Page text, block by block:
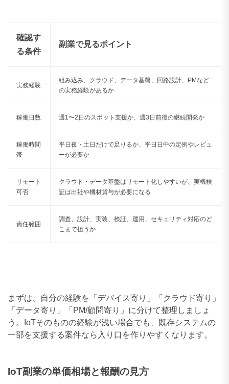
確認す
る条件
副業で見るポイント
実務経験
組み込み、クラウド、データ基盤、回路設計、PMなど
の実務経験があるか
稼働日数 週1〜2日のスポット支援か、週3日前後の継続開発か
稼働時間
帯
平日夜・土日だけで足りるか、平日日中の定例やレビュ
ーが必要か
リモート
可否
クラウド・データ基盤はリモート化しやすいが、実機検
証は出社や機材貸与が必要になる
責任範囲
調査、設計、実装、検証、運用、セキュリティ対応のど
こまで担うか
まずは、自分の経験を「デバイス寄り」「クラウド寄り」
「データ寄り」「PM/顧問寄り」に分けて整理しましょ
う。IoTそのものの経験が浅い場合でも、既存システムの
一部を支援する案件なら入り口を作りやすくなります。
IoT副業の単価相場と報酬の見方